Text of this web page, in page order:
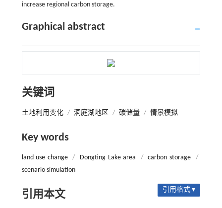
increase regional carbon storage.
Graphical abstract
关键词
土地利用变化 / 洞庭湖地区 / 碳储量 / 情景模拟
Key words
land use change / Dongting Lake area / carbon storage
/
scenario simulation
引用本文 引用格式 ▾